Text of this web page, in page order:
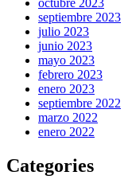
octubre 2023
septiembre 2023
julio 2023
junio 2023
mayo 2023
febrero 2023
enero 2023
septiembre 2022
marzo 2022
enero 2022
Categories